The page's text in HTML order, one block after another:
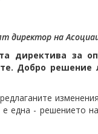
директор на
директива за
Добро решение
- решението на